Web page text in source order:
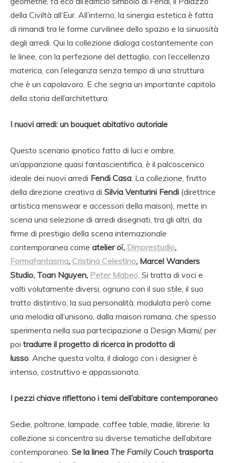
della Civiltà all’Eur. All’interno, la sinergia estetica è fatta
di rimandi tra le forme curvilinee dello spazio e la sinuosità
degli arredi. Qui la collezione dialoga costantemente con
le linee, con la perfezione del dettaglio, con l’eccellenza
materica, con l’eleganza senza tempo di una struttura
che è un capolavoro. E che segna un importante capitolo
della storia dell’architettura.
I nuovi arredi: un bouquet abitativo autoriale
Questo scenario ipnotico fatto di luci e ombre,
un’apparizione quasi fantascientifica, è il palcoscenico
ideale dei nuovi arredi Fendi Casa . La collezione, frutto
della direzione creativa di Silvia Venturini Fendi (direttrice
artistica menswear e accessori della maison), mette in
scena una selezione di arredi disegnati, tra gli altri, da
firme di prestigio della scena internazionale
contemporanea come atelier oï, Dimorestudio,
Formafantasma, Cristina Celestino, Marcel Wanders
Studio, Toan Nguyen, Peter Mabeo . Si tratta di voci e
volti volutamente diversi, ognuno con il suo stile, il suo
tratto distintivo, la sua personalità, modulata però come
una melodia all’unisono, dalla maison romana, che spesso
sperimenta nella sua partecipazione a Design Miami/, per
poi tradurre il progetto di ricerca in prodotto di
lusso . Anche questa volta, il dialogo con i designer è
intenso, costruttivo e appassionato.
I pezzi chiave riflettono i temi dell’abitare contemporaneo
Sedie, poltrone, lampade, coffee table, madie, librerie: la
collezione si concentra su diverse tematiche dell’abitare
contemporaneo. Se la linea The Family Couch trasporta